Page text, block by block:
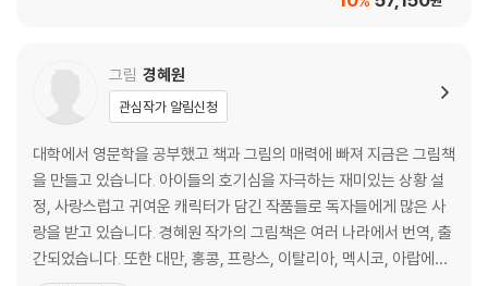
그림 경혜원
관심작가 알림신청
대학에서 영문학을 공부했고 책과 그림의 매력에 빠져 지금은 그림책
을 만들고 있습니다. 아이들의 호기심을 자극하는 재미있는 상황 설
정, 사랑스럽고 귀여운 캐릭터가 담긴 작품들로 독자들에게 많은 사
랑을 받고 있습니다. 경혜원 작가의 그림책은 여러 나라에서 번역, 출
간되었습니다. 또한 대만, 홍콩, 프랑스, 이탈리아, 멕시코, 아랍에미